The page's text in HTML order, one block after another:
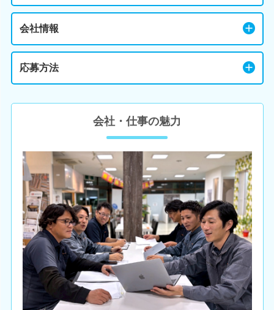
会社情報
応募方法
会社・仕事の魅力